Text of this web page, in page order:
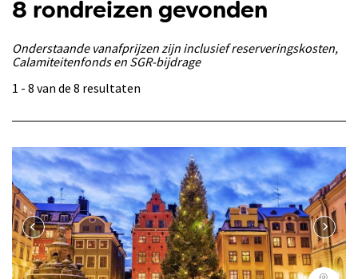
8 rondreizen gevonden
Onderstaande vanafprijzen zijn inclusief reserveringskosten,
Calamiteitenfonds en SGR-bijdrage
1 - 8 van de 8 resultaten